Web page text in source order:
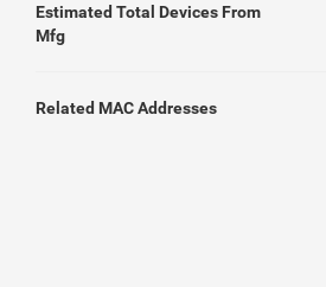
Estimated Total Devices From
Mfg
Related MAC Addresses